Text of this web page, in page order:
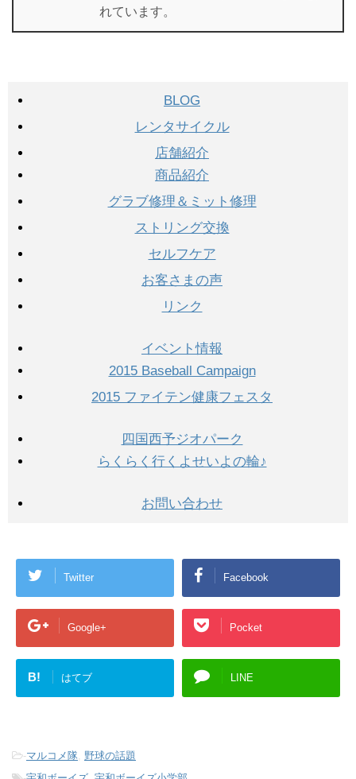
れています。
BLOG
レンタサイクル
店舗紹介
商品紹介
グラブ修理＆ミット修理
ストリング交換
セルフケア
お客さまの声
リンク
イベント情報
2015 Baseball Campaign
2015 ファイテン健康フェスタ
四国西予ジオパーク
らくらく行くよせいよの輪♪
お問い合わせ
Twitter Facebook
Google+ Pocket
B! はてブ LINE
-マルコメ隊 野球の話題